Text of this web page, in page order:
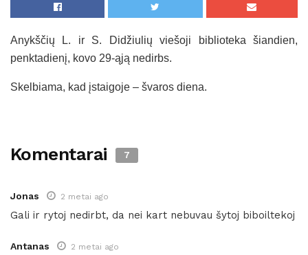
Anykščių L. ir S. Didžiulių viešoji biblioteka šiandien,
penktadienį, kovo 29-ąją nedirbs.
Skelbiama, kad įstaigoje – švaros diena.
Komentarai 7
Jonas 2 metai ago
Gali ir rytoj nedirbt, da nei kart nebuvau šytoj biboiltekoj
Antanas 2 metai ago